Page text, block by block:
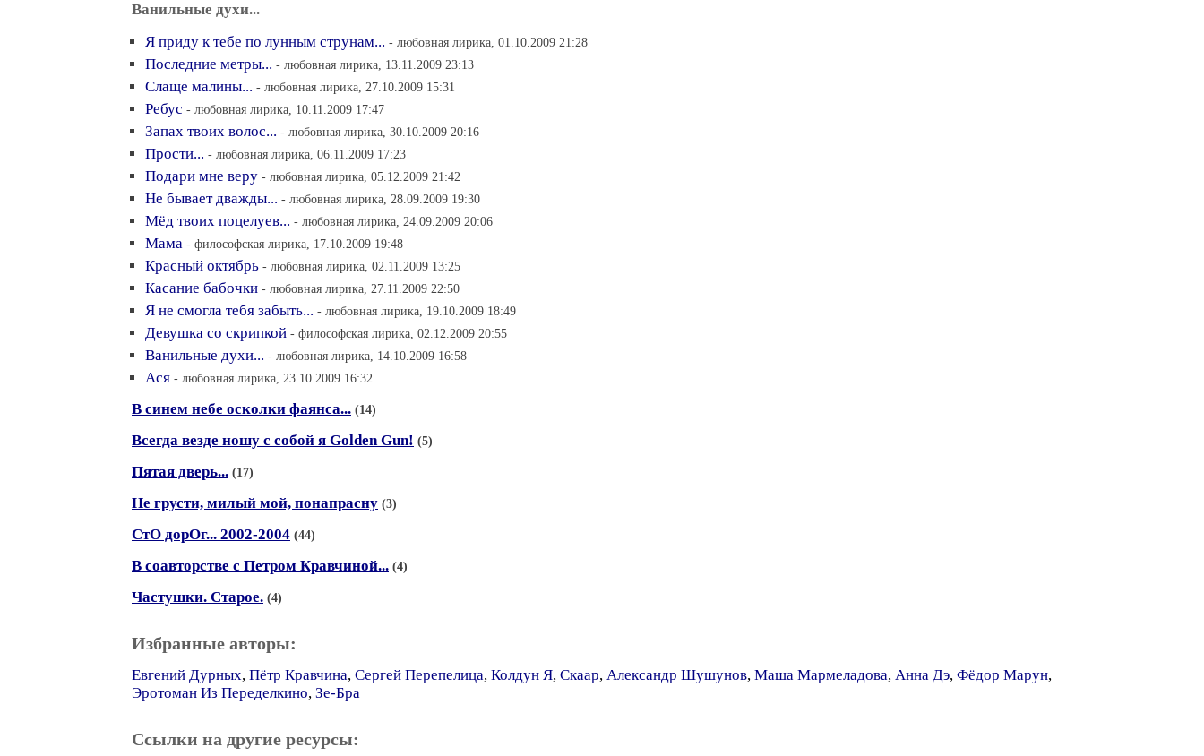
Ванильные духи...
Я приду к тебе по лунным струнам... - любовная лирика, 01.10.2009 21:28
Последние метры... - любовная лирика, 13.11.2009 23:13
Слаще малины... - любовная лирика, 27.10.2009 15:31
Ребус - любовная лирика, 10.11.2009 17:47
Запах твоих волос... - любовная лирика, 30.10.2009 20:16
Прости... - любовная лирика, 06.11.2009 17:23
Подари мне веру - любовная лирика, 05.12.2009 21:42
Не бывает дважды... - любовная лирика, 28.09.2009 19:30
Мёд твоих поцелуев... - любовная лирика, 24.09.2009 20:06
Мама - философская лирика, 17.10.2009 19:48
Красный октябрь - любовная лирика, 02.11.2009 13:25
Касание бабочки - любовная лирика, 27.11.2009 22:50
Я не смогла тебя забыть... - любовная лирика, 19.10.2009 18:49
Девушка со скрипкой - философская лирика, 02.12.2009 20:55
Ванильные духи... - любовная лирика, 14.10.2009 16:58
Ася - любовная лирика, 23.10.2009 16:32
В синем небе осколки фаянса... (14)
Всегда везде ношу с собой я Golden Gun! (5)
Пятая дверь... (17)
Не грусти, милый мой, понапрасну (3)
СтО дорОг... 2002-2004 (44)
В соавторстве с Петром Кравчиной... (4)
Частушки. Старое. (4)
Избранные авторы:
Евгений Дурных, Пётр Кравчина, Сергей Перепелица, Колдун Я, Скаар, Александр Шушунов, Маша Мармеладова, Анна Дэ, Фёдор Марун,
Эротоман Из Переделкино, Зе-Бра
Ссылки на другие ресурсы: